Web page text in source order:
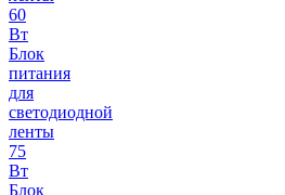
60
Вт
Блок
питания
для
светодиодной
ленты
75
Вт
Блок